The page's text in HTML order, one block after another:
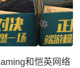
和恺英网络